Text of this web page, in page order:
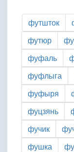
футшток
футюр
фуфаль
фуфлыга
фуфыря
фуцзянь
фучик
фушка